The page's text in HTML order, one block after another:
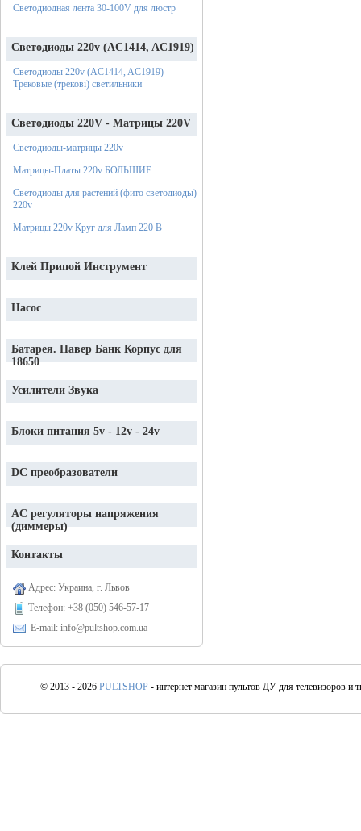
Светодиодная лента 30-100V для люстр
Светодиоды 220v (AC1414, AC1919)
Светодиоды 220v (AC1414, AC1919)
Трековые (трекові) светильники
Светодиоды 220V - Матрицы 220V
Светодиоды-матрицы 220v
Матрицы-Платы 220v БОЛЬШИЕ
Светодиоды для растений (фито светодиоды)
220v
Матрицы 220v Круг для Ламп 220 В
Клей Припой Инструмент
Насос
Батарея. Павер Банк Корпус для
18650
Усилители Звука
Блоки питания 5v - 12v - 24v
DC преобразователи
AC регуляторы напряжения
(диммеры)
Контакты
Адрес: Украина, г. Львов
Телефон: +38 (050) 546-57-17
E-mail: info@pultshop.com.ua
© 2013 - 2026 PULTSHOP - интернет магазин пультов ДУ для телевизоров и